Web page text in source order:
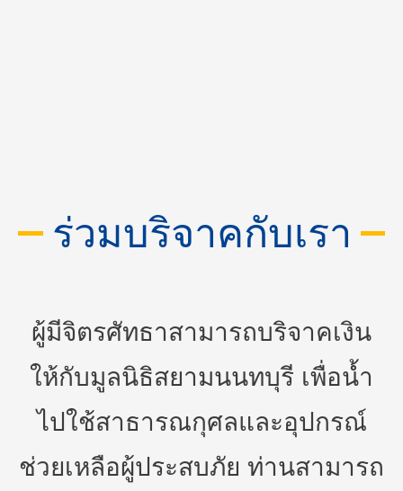
ร่วมบริจาคกับเรา
ผู้มีจิตรศัทธาสามารถบริจาคเงิน
ให้กับมูลนิธิสยามนนทบุรี เพื่อน้ำ
ไปใช้สาธารณกุศลและอุปกรณ์
ช่วยเหลือผู้ประสบภัย ท่านสามารถ